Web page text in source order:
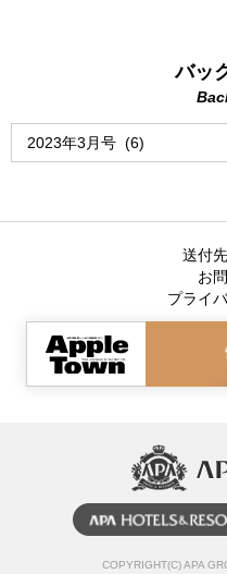
バッ
送付
お
プライ
COPYRIGHT(C) APA